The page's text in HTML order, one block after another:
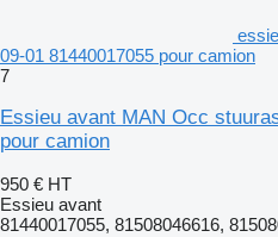
09-01 81440017055 pour camion
7
Essieu avant MAN Occ
pour camion
950 € HT
Essieu avant
81440017055, 81508046616,